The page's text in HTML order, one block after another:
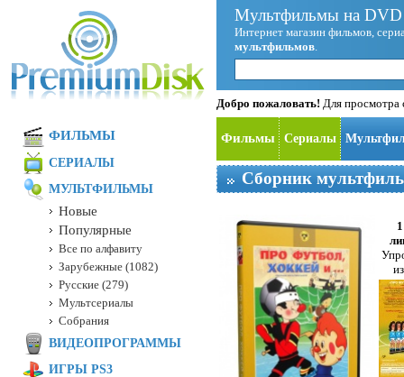
Мультфильмы на
Интернет магазин фильмов,
мультфильмов.
Добро пожаловать! Для просмотра
Фильмы Сериалы
Сборник
ФИЛЬМЫ
СЕРИАЛЫ
МУЛЬТФИЛЬМЫ
Новые
Популярные
Все по алфавиту
Зарубежные (1082)
Русские (279)
Мультсериалы
Собрания
ВИДЕОПРОГРАММЫ
ИГРЫ PS3